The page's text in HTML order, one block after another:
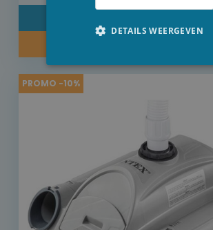
PROMO -10%
DETAILS WEERGEVEN